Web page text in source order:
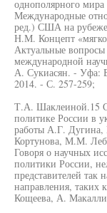
однополярного
Международные
ред.) США на
Н.М. Концепт
Актуальные вопросы
международной
А. Сукиасян. - Уфа:
2014. - С. 257-259;
Т.А. Шаклеиной.15
политике России в
работы А.Г.
Кортунова, М.М.
Говоря о научных
политики России,
представителей так
направления,
Кощеева, А.